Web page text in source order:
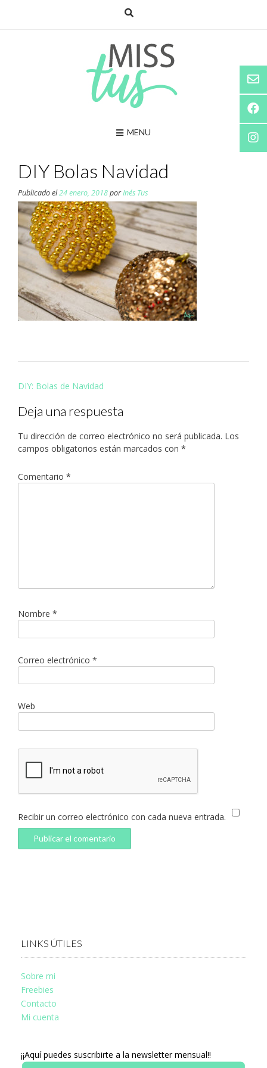
MENU
DIY Bolas Navidad
Publicado el24 enero, 2018porInés Tus
Navegación
entradas
DIY: Bolas de Navidad
Deja una respuesta
Tu dirección de correo electrónico no será publicada. Los
campos obligatorios están marcados con *
Comentario *
Nombre *
Correo electrónico *
Web
Recibir un correo electrónico con cada nueva entrada.
LINKS ÚTILES
Sobre mi
Freebies
Contacto
Mi cuenta
¡¡Aquí puedes suscribirte a la newsletter mensual!!